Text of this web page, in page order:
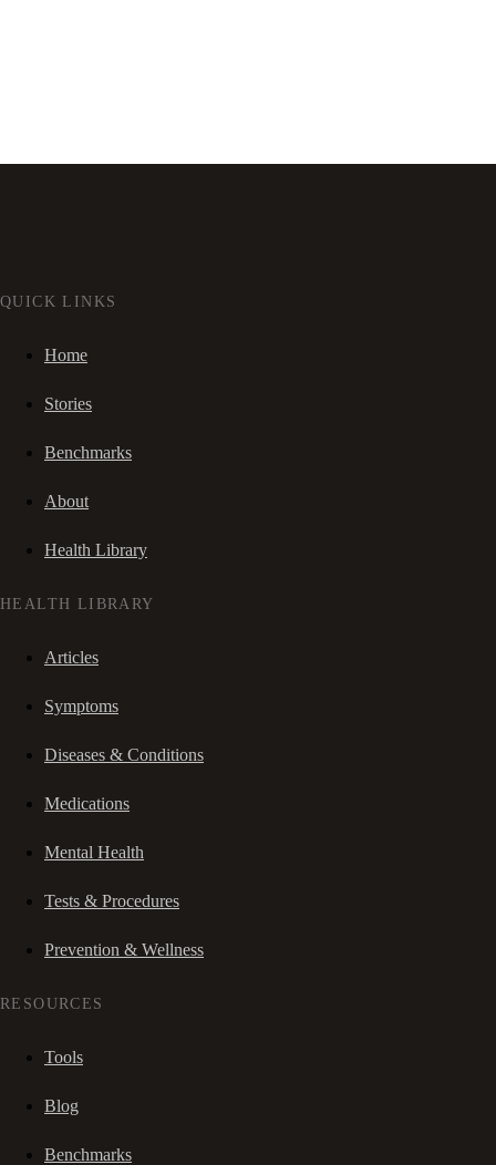
QUICK LINKS
Home
Stories
Benchmarks
About
Health Library
HEALTH LIBRARY
Articles
Symptoms
Diseases & Conditions
Medications
Mental Health
Tests & Procedures
Prevention & Wellness
RESOURCES
Tools
Blog
Benchmarks